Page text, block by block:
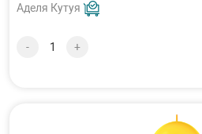
Аделя Кутуя
- +